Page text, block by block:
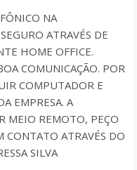
NA
ATRAVÉS DE
HOME OFFICE.
COMUNICAÇÃO. POR
COMPUTADOR E
EMPRESA. A
MEIO REMOTO, PEÇO
CONTATO ATRAVÉS DO
SILVA